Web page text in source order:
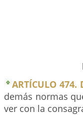
ARTÍCULO 474.
demás normas
ver con la